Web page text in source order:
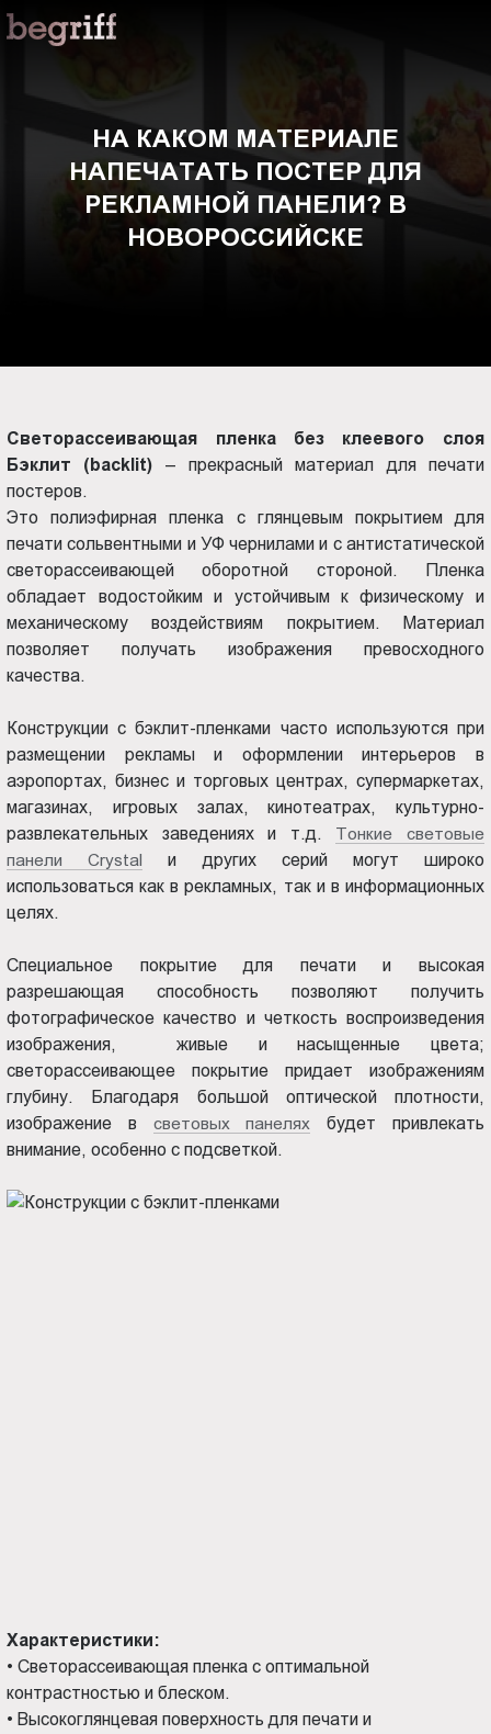
На
каком
материале
напечатать
в
Новороссийске
НА КАКОМ МАТЕРИАЛЕ
НАПЕЧАТАТЬ ПОСТЕР ДЛЯ
РЕКЛАМНОЙ ПАНЕЛИ? В
НОВОРОССИЙСКЕ
Светорассеивающая пленка без клеевого слоя
Бэклит (backlit) – прекрасный материал для печати
постеров.
Это полиэфирная пленка с глянцевым покрытием для
печати сольвентными и УФ чернилами и с антистатической
светорассеивающей оборотной стороной. Пленка
обладает водостойким и устойчивым к физическому и
механическому воздействиям покрытием. Материал
позволяет получать изображения превосходного
качества.
Конструкции с бэклит-пленками часто используются при
размещении рекламы и оформлении интерьеров в
аэропортах, бизнес и торговых центрах, супермаркетах,
магазинах, игровых залах, кинотеатрах, культурно-
развлекательных заведениях и т.д. Тонкие световые
панели Crystal и других серий могут широко
использоваться как в рекламных, так и в информационных
целях.
Специальное покрытие для печати и высокая
разрешающая способность позволяют получить
фотографическое качество и четкость воспроизведения
изображения, живые и насыщенные цвета;
светорассеивающее покрытие придает изображениям
глубину. Благодаря большой оптической плотности,
изображение в световых панелях будет привлекать
внимание, особенно с подсветкой.
Характеристики:
• Светорассеивающая пленка с оптимальной
контрастностью и блеском.
• Высокоглянцевая поверхность для печати и
ООО
"Компания
+73433454747
RUB
Пн.-
Пт.:
9.00-
18.00
Сб.,
Вс.:
выходной